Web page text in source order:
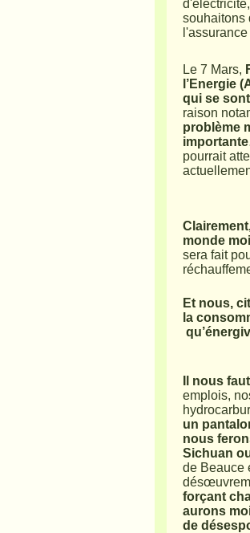
souhaitons
Le 7 Mars,
l’Energie
qui se
raison
problème
pourrait
monde
sera fait
Et nous,
la
Il nous
emplois,
un
nous
Sichuan
de Beauce
forçant
aurons
de